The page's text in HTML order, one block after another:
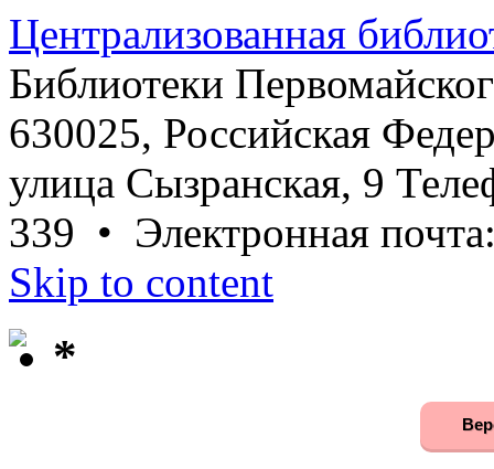
Централизованная
Библиотеки
630025, Российская
улица Сызранская, 9
339 • Электронная
Skip to content
*